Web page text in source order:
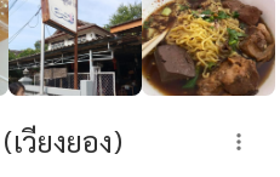
วียงยอง)